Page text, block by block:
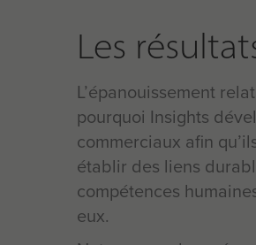
Les
L’épanouissement
pourquoi Insights
commerciaux afin
établir des liens
compétences
eux.